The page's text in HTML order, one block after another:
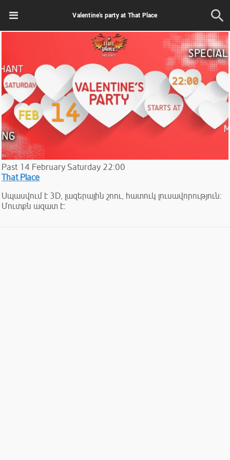
Valentine's party at That Place
Past 14 February Saturday 22:00
That Place
Սպասվում է 3D, լազերային շոու, հատուկ լուսավորություն:
Մուտքն ազատ է: